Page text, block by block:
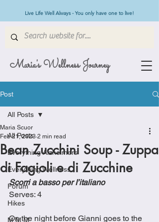
Maria's Wellness Journey
Live Life Well Always - You only have one to live!
Post
All Posts
Everything Alzheimers
Everything Wellness
Forum
Hikes
M.M.M
All Posts
Bean Zucchini Soup - Zuppa
di Fagioli e di Zucchine
Maria Scuor
Feb 21, 2023 2 min read
Scorri a basso per I’italiano
Serves: 4
On the night before Gianni goes to the